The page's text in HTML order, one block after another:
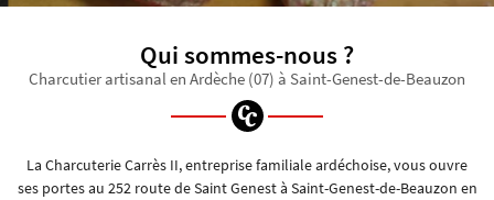
En cochant cette case, vous consentez à recevoir nos propositions commerciales à l'adresse
email indiqué ci-dessus. Vous pouvez vous désinscrire à tout moment en utilisant
INSCRIPTION
Qui sommes-nous ?
Charcutier artisanal en Ardèche (07) à Saint-Genest-de-Beauzon
La Charcuterie Carrès II, entreprise familiale ardéchoise, vous ouvre
ses portes au 252 route de Saint Genest à Saint-Genest-de-Beauzon en